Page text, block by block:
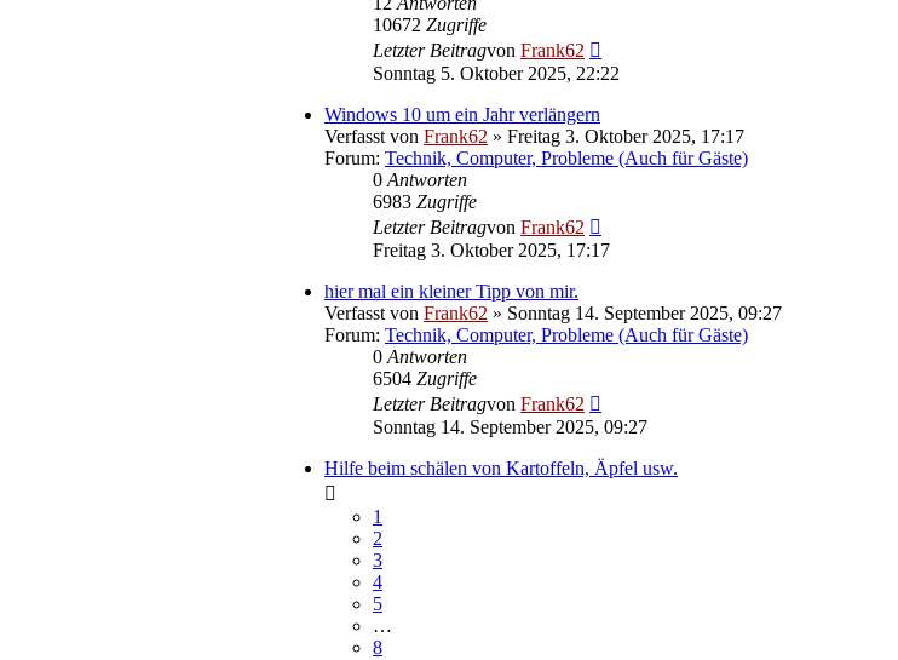
10672 Zugriffe
Letzter Beitragvon Frank62
Beitrag
Sonntag 5. Oktober 2025, 22:22
Windows 10 um ein Jahr verlängern
Verfasst von Frank62 » Freitag 3. Oktober 2025, 17:17
Forum: Technik, Computer, Probleme (Auch für Gäste)
0 Antworten
6983 Zugriffe
Letzter Beitragvon Frank62
Beitrag
Freitag 3. Oktober 2025, 17:17
hier mal ein kleiner Tipp von mir.
Verfasst von Frank62 » Sonntag 14. September 2025, 09:27
Forum: Technik, Computer, Probleme (Auch für Gäste)
0 Antworten
6504 Zugriffe
Letzter Beitragvon Frank62
Beitrag
Sonntag 14. September 2025, 09:27
Hilfe beim schälen von Kartoffeln, Äpfel usw.
1
2
3
4
5
…
8